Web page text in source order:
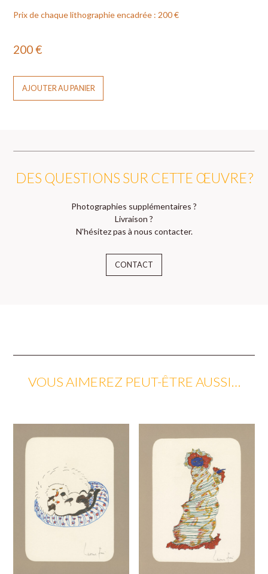
Prix de chaque lithographie encadrée : 200 €
200€
AJOUTER AU PANIER
DES QUESTIONS SUR CETTE ŒUVRE ?
Photographies supplémentaires ?
Livraison ?
N'hésitez pas à nous contacter.
CONTACT
VOUS AIMEREZ PEUT-ÊTRE AUSSI…